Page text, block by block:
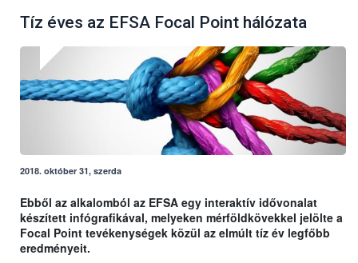
Tíz éves az EFSA Focal Point hálózata
2018. október 31, szerda
Ebből az alkalomból az EFSA egy interaktív idővonalat
készített infógrafikával, melyeken mérföldkövekkel jelölte a
Focal Point tevékenységek közül az elmúlt tíz év legfőbb
eredményeit.